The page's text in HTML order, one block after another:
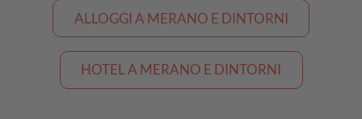
ALLOGGI A MERANO E DINTORNI
HOTEL A MERANO E DINTORNI